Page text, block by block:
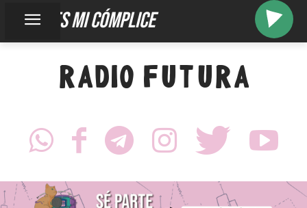
usted es mi cómplice
RADIO FUTURA